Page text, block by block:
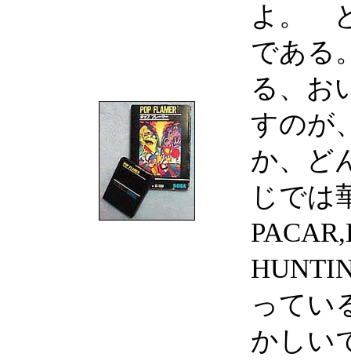
よ。
である
る、お
すのが
か、ど
じでは
ってい
かしい